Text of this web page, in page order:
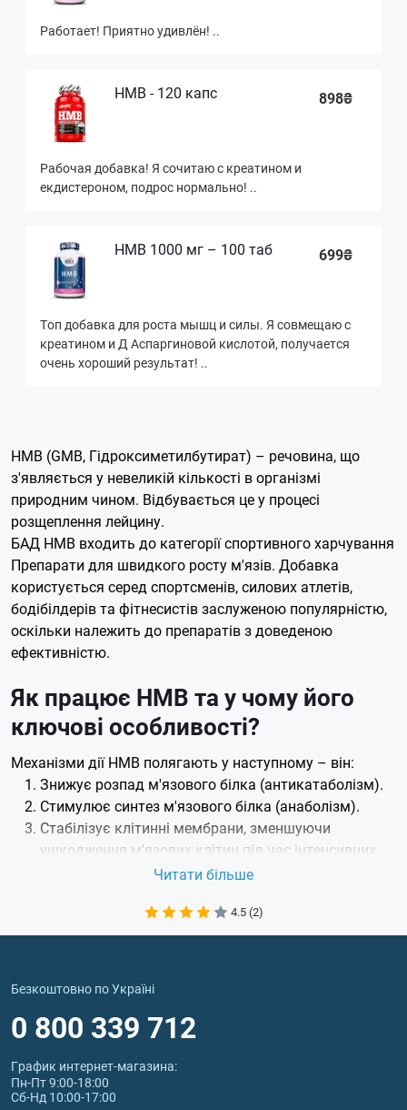
Работает! Приятно удивлён! ..
HMB - 120 капс 898₴
Рабочая добавка! Я сочитаю с креатином и
екдистероном, подрос нормально! ..
HMB 1000 мг – 100 таб 699₴
Топ добавка для роста мышц и силы. Я совмещаю с
креатином и Д Аспаргиновой кислотой, получается
очень хороший результат! ..
HMB (GMB, Гідроксиметилбутират) – речовина, що
з'являється у невеликій кількості в організмі
природним чином. Відбувається це у процесі
розщеплення лейцину.
БАД HMB входить до категорії спортивного харчування
Препарати для швидкого росту м'язів. Добавка
користується серед спортсменів, силових атлетів,
бодібілдерів та фітнесистів заслуженою популярністю,
оскільки належить до препаратів з доведеною
ефективністю.
Як працює HMB та у чому його
ключові особливості?
Механізми дії HMB полягають у наступному – він:
Знижує розпад м'язового білка (антикатаболізм).
Стимулює синтез м'язового білка (анаболізм).
Стабілізує клітинні мембрани, зменшуючи
ушкодження м'язових клітин під час інтенсивних
м'язовий метаболізм та відновлення після фізичних
навантажень. Але ефект HMB залежить від
стажу, режиму навантажень, харчування та відпочинку.
Вплив HMB на спортивні
показники
Завдяки анаболічній та антикатаболічній дії, HMB
Читати більше
4.5 (2)
Безкоштовно по Україні
0 800 339 712
График интернет‑магазина:
Пн-Пт 9:00-18:00
Сб-Нд 10:00-17:00